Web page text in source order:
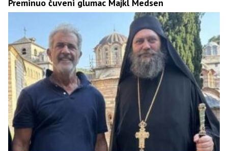
Preminuo čuveni glumac Majkl Medsen